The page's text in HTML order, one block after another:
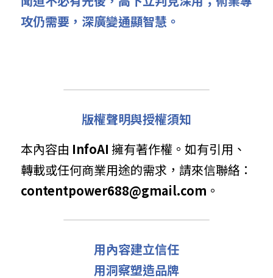
攻仍需要，深廣變通顯智慧。
版權聲明與授權須知
本內容由 InfoAI 擁有著作權。如有引用、
contentpower688@gmail.com 。
用內容建立信任
用洞察塑造品牌